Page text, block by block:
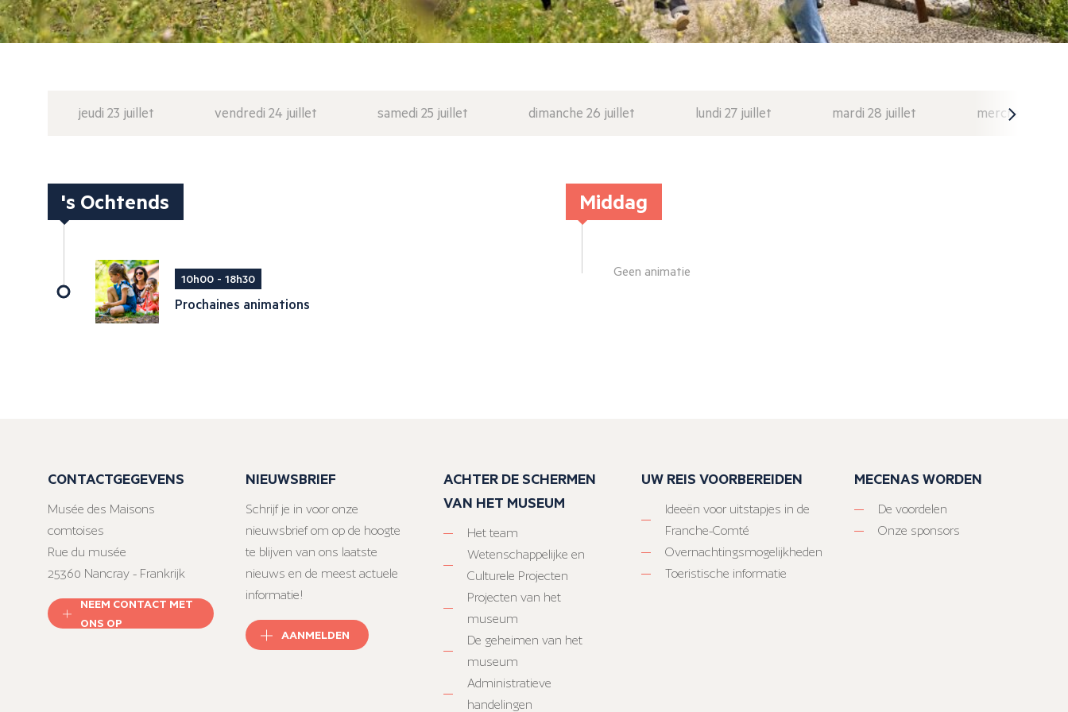
jeudi 23 juillet vendredi 24 juillet samedi 25 juillet dimanche 26 juillet lundi 27 juillet mardi 28 juillet mercredi 29
's Ochtends
10h00 - 18h30
Prochaines animations
Middag
Geen animatie
CONTACTGEGEVENS
Musée des Maisons
comtoises
Rue du musée
25360 Nancray - Frankrijk
NEEM CONTACT MET
ONS OP
NIEUWSBRIEF
Schrijf je in voor onze
nieuwsbrief om op de hoogte
te blijven van ons laatste
nieuws en de meest actuele
informatie!
AANMELDEN
ACHTER DE SCHERMEN
VAN HET MUSEUM
Het team
Wetenschappelijke en
Culturele Projecten
Projecten van het
museum
De geheimen van het
museum
Administratieve
handelingen
UW REIS VOORBEREIDEN
Ideeën voor uitstapjes in de
Franche-Comté
Overnachtingsmogelijkheden
Toeristische informatie
MECENAS WORDEN
De voordelen
Onze sponsors